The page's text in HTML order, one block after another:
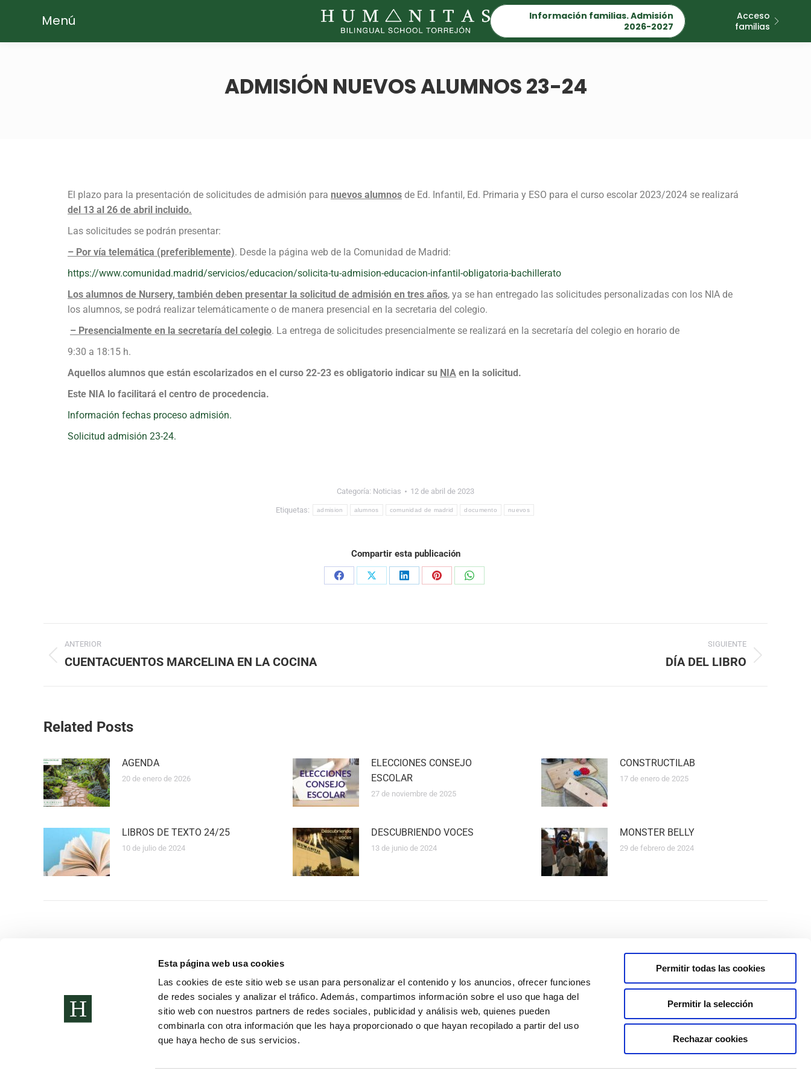
Esta página web usa cookies
Las cookies de este sitio web se usan para personalizar el contenido y los anuncios, ofrecer funciones
de redes sociales y analizar el tráfico. Además, compartimos información sobre el uso que haga del
sitio web con nuestros partners de redes sociales, publicidad y análisis web, quienes pueden
combinarla con otra información que les haya proporcionado o que hayan recopilado a partir del uso
que haya hecho de sus servicios.
Permitir todas las cookies
Permitir la selección
Rechazar cookies
Menú
Información familias. Admisión
2026-2027
Acceso
familias
ADMISIÓN NUEVOS ALUMNOS 23-24
El plazo para la presentación de solicitudes de admisión para nuevos alumnos de Ed. Infantil, Ed. Primaria y ESO para el curso escolar 2023/2024 se realizará
del 13 al 26 de abril incluido.
Las solicitudes se podrán presentar:
– Por vía telemática (preferiblemente). Desde la página web de la Comunidad de Madrid:
https://www.comunidad.madrid/servicios/educacion/solicita-tu-admision-educacion-infantil-obligatoria-bachillerato
Los alumnos de Nursery, también deben presentar la solicitud de admisión en tres años, ya se han entregado las solicitudes personalizadas con los NIA de
los alumnos, se podrá realizar telemáticamente o de manera presencial en la secretaria del colegio.
– Presencialmente en la secretaría del colegio. La entrega de solicitudes presencialmente se realizará en la secretaría del colegio en horario de
9:30 a 18:15 h.
Aquellos alumnos que están escolarizados en el curso 22-23 es obligatorio indicar su NIA en la solicitud.
Este NIA lo facilitará el centro de procedencia.
Información fechas proceso admisión.
Solicitud admisión 23-24.
Categoría: Noticias 12 de abril de 2023
Etiquetas: admision alumnos comunidad de madrid documento nuevos
Compartir esta publicación
ANTERIOR
CUENTACUENTOS MARCELINA EN LA COCINA
SIGUIENTE
DÍA DEL LIBRO
Related Posts
AGENDA
20 de enero de 2026
ELECCIONES CONSEJO
ESCOLAR
27 de noviembre de 2025
CONSTRUCTILAB
17 de enero de 2025
LIBROS DE TEXTO 24/25
10 de julio de 2024
DESCUBRIENDO VOCES
13 de junio de 2024
MONSTER BELLY
29 de febrero de 2024
Etapas Educativas
Proyecto Educativo
Servicios Complementarios
Compromiso de Excelencia
Actualidad
Conócenos
Acceso familias
+34 910 00 19 08
info@humanitastorrejon.com
Centro gestionado por: